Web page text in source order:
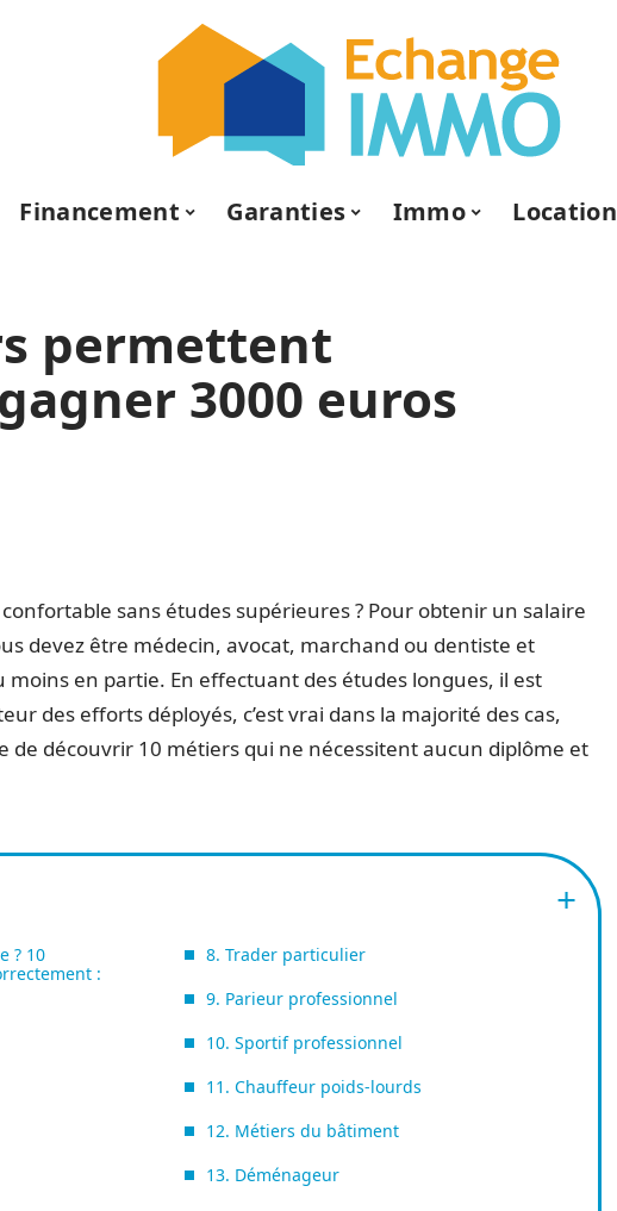
Financement Garanties Immo Location
permettent
3000 euros
sans études supérieures ? Pour obtenir un salaire
devez être médecin, avocat, marchand ou dentiste et
moins en partie. En effectuant des études longues, il est
des efforts déployés, c’est vrai dans la majorité des cas,
de découvrir 10 métiers qui ne nécessitent aucun diplôme et
? 10
:
8. Trader particulier
9. Parieur professionnel
10. Sportif professionnel
11. Chauffeur poids-lourds
12. Métiers du bâtiment
13. Déménageur